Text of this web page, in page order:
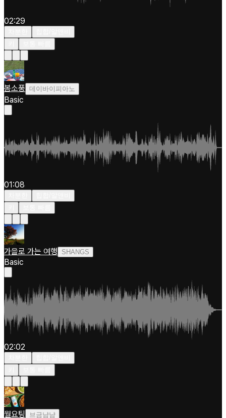
02:29
봄소풍 데이바이피아노
Basic
01:08
가을로 가는 여행 SHANGS
Basic
02:02
월요팅 브금냠냠